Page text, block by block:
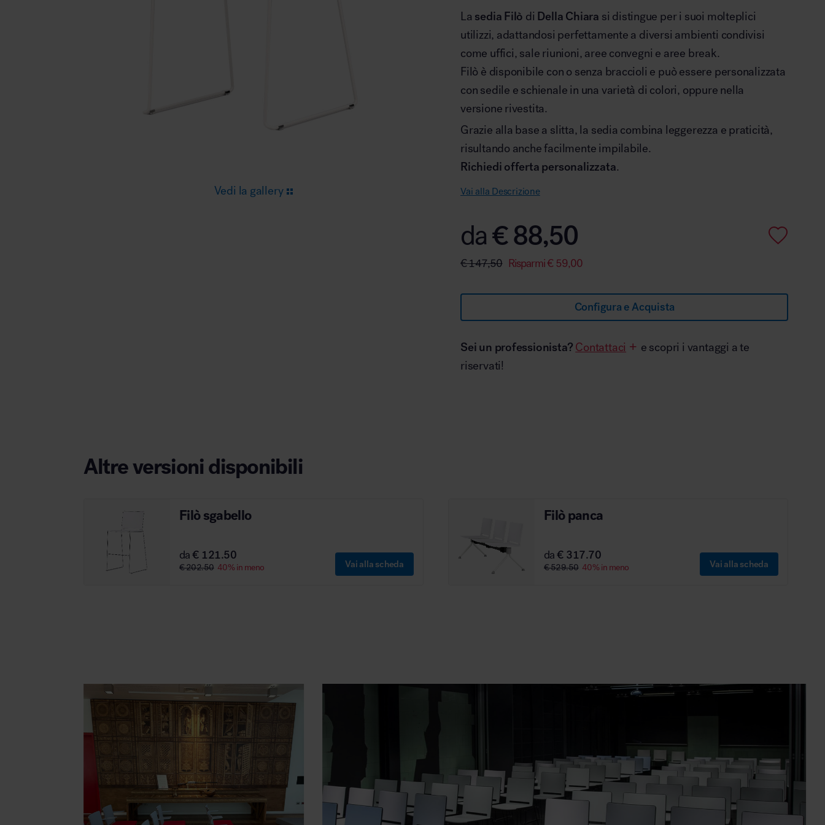
Vedi la gallery
La sedia Filò di Della Chiara si distingue per i suoi molteplici
utilizzi, adattandosi perfettamente a diversi ambienti condivisi
come uffici, sale riunioni, aree convegni e aree break.
Filò è disponibile con o senza braccioli e può essere personalizzata
con sedile e schienale in una varietà di colori, oppure nella
versione rivestita.
Grazie alla base a slitta, la sedia combina leggerezza e praticità,
risultando anche facilmente impilabile.
Richiedi offerta personalizzata.
Vai alla Descrizione
da€88,50
€147,50 Risparmi€ 59,00
Configura e Acquista
Sei un professionista? Contattaci
e scopri i vantaggi a te
riservati!
Altre versioni disponibili
Filò sgabello
da€ 121.50
€ 202.50 40% in meno Vai alla scheda
Filò panca
da€ 317.70
€ 529.50 40% in meno Vai alla scheda